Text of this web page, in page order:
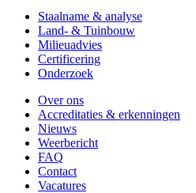
Staalname & analyse
Land- & Tuinbouw
Milieuadvies
Certificering
Onderzoek
Over ons
Accreditaties & erkenningen
Nieuws
Weerbericht
FAQ
Contact
Vacatures